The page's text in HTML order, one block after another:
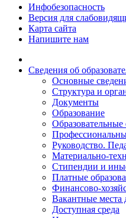
Инфобезопасность
Версия для
Карта сайта
Напишите нам
Сведения об
Основные
Структура и
Документы
Образование
Образовательные
Руководство.
Материально-
Стипендии и
Платные
Финансово-
Вакантные места
Доступная среда